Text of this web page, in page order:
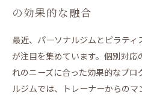
の効果的な融合
最近、パーソナルジムとピラテ
が注目を集めています。個別対
れのニーズに合った効果的なプ
ルジムでは、トレーナーからの